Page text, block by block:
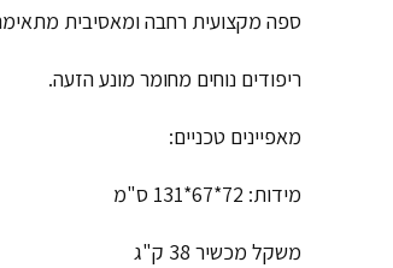
ספה מקצועית רחבה ומאסיבית מתאימה
ריפודים נוחים מחומר מונע הזעה.
מאפיינים טכניים:
מידות: 72*67*131 ס"מ
משקל מכשיר 38 ק"ג